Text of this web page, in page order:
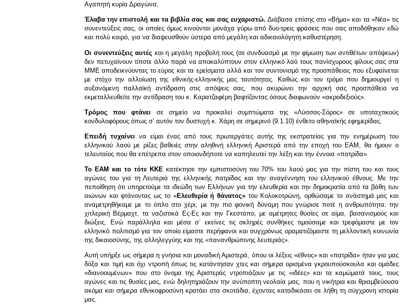
Αγαπητή κυρία Δραγώνα,
Έλαβα την επιστολή και τα βιβλία σας και σας ευχαριστώ.Διάβασα επίσης στο «Βήμα» και τα «Νέα» τις
συνεντεύξεις σας, οι οποίες όμως κινούνται μονάχα γύρω από δυο-τρεις φράσεις που σας αποδόθηκαν εδώ
και πολύ καιρό, για να διαψευσθούν ύστερα από μεγάλη και αδικαιολόγητη καθυστέρηση.
Οι συνεντεύξεις αυτές και η μεγάλη προβολή τους (σε συνδυασμό με την φίμωση των αντιθέτων απόψεων)
δεν πετυχαίνουν τίποτε άλλο παρά να αποκαλύπτουν στον ελληνικό λαό τους πανίσχυρους φίλους σας στα
ΜΜΕ αποδεικνύοντας το εύρος και τα ερείσματα αλλά και τον συντονισμό της προσπάθειας που εξυφαίνεται
με στόχο την αλλοίωση της εθνικής-ελληνικής μας ταυτότητας. Καθώς και τον τρόμο που δημιουργεί η
αυξανόμενη παλλαϊκή αντίδραση στις απόψεις σας, που ακυρώνει την αρχική σας προσπάθεια να
εκμεταλλευθείτε την αντίδραση του κ. Καρατζαφέρη βαφτίζοντας όσους διαφωνούν «ακροδεξιούς».
Τρόμος που φτάνει σε σημείο να προκαλεί συμπτώματα της «Λύσσας-Σόρος» σε υποταχτικούς
κονδυλοφόρους όπως σʼ αυτόν τον δυστυχή κ. Χάρη σε σημερινό (9.1.10) ένθετο αθηναϊκής εφημερίδας.
Επειδή τυχαίνει να είμαι ένας από τους πρωτεργάτες αυτής της εκστρατείας για την ενημέρωση του
ελληνικού λαού με ρίζες βαθειές στην αληθινή ελληνική Αριστερά από την εποχή του ΕΑΜ, θα ήμουν ο
τελευταίος που θα επέτρεπα στον οποιονδήποτε να καπηλευτεί την λέξη και την έννοια «πατρίδα».
Το ΕΑΜ και το τότε ΚΚΕκατέκτησε την εμπιστοσύνη του 70% του λαού μας για την πίστη του και τους
αγώνες του για τη Λευτεριά της ελληνικής πατρίδας και την αναγέννηση του ελληνικού έθνους. Με την
πεποίθηση ότι υπηρετούμε τα ιδεώδη των Ελλήνων για την ελευθερία και την δημοκρατία από τα βάθη των
αιώνων και φτάνοντας ως το «Ελευθερία ή θάνατος» του Κολοκοτρώνη, ορθώσαμε το ανάστημά μας και
αναμετρηθήκαμε με το όπλο στο χέρι, με την πιο φονική δύναμη που γνώρισε ποτέ η ανθρωπότητα: την
χιτλερική Βέρμαχτ, τα ναζιστικά Ες-Ες και την Γκεστάπο, με αμέτρητες θυσίες σε αίμα, βασανισμούς και
διώξεις. Ενώ παράλληλα και μέσα σ΄ εκείνες τις σκληρές συνθήκες τιμούσαμε και τρεφόμαστε με τον
ελληνικό πολιτισμό για τον οποίο είμαστε περήφανοι και συγχρόνως οραματιζόμαστε τη μελλοντική κοινωνία
της δικαιοσύνης, της αλληλεγγύης και της «πανανθρώπινης λευτεριάς».
Αυτή υπήρξε ως σήμερα η γνήσια και μοναδική Αριστερά, όπου οι λέξεις «έθνος» και «πατρίδα» ήταν για μας
δόξα και τιμή και όχι ντροπή όπως τις κατάντησαν χτες και σήμερα ορισμένα γκρουπούσκουλα και ομάδες
«διανοουμένων» που στο όνομα της Αριστεράς ντροπιάζουν με τις «ιδέες» και τα καμώματά τους, τους
αγώνες και τις θυσίες μας, ενώ δηλητηριάζουν την ανύποπτη νεολαία μας, που η νικήτρια και θριαμβεύουσα
ακόμα και σήμερα εθνικοφροσύνη κρατάει στα σκοτάδια, έχοντας καταδικάσει σε λήθη τη σύγχρονη ιστορία
μας.